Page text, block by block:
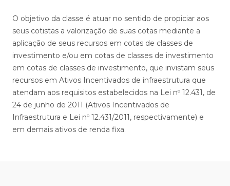
O objetivo da classe é atuar no sentido de propiciar aos
seus cotistas a valorização de suas cotas mediante a
aplicação de seus recursos em cotas de classes de
investimento e/ou em cotas de classes de investimento
em cotas de classes de investimento, que invistam seus
recursos em Ativos Incentivados de infraestrutura que
atendam aos requisitos estabelecidos na Lei nº 12.431, de
24 de junho de 2011 (Ativos Incentivados de
Infraestrutura e Lei nº 12.431/2011, respectivamente) e
em demais ativos de renda fixa.